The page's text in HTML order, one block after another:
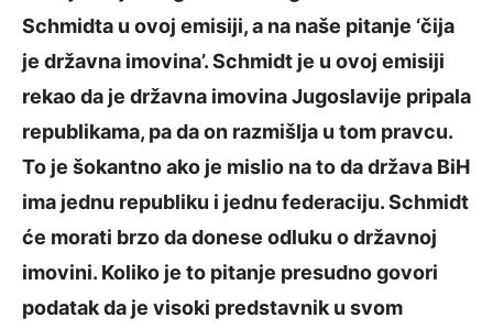
Schmidta u ovoj emisiji, a na naše pitanje ‘čija
je državna imovina’. Schmidt je u ovoj emisiji
rekao da je državna imovina Jugoslavije pripala
republikama, pa da on razmišlja u tom pravcu.
To je šokantno ako je mislio na to da država BiH
ima jednu republiku i jednu federaciju. Schmidt
će morati brzo da donese odluku o državnoj
imovini. Koliko je to pitanje presudno govori
podatak da je visoki predstavnik u svom